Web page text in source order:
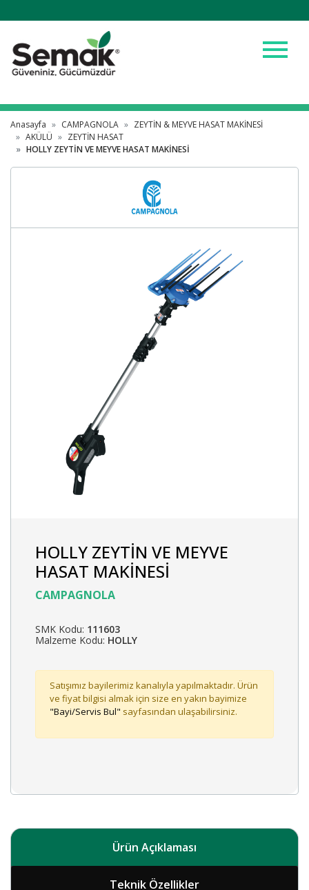
menu
Anasayfa CAMPAGNOLA
ZEYTİN & MEYVE HASAT MAKİNESİ
AKÜLÜ
ZEYTİN HASAT
HOLLY ZEYTİN VE MEYVE HASAT MAKİNESİ
HOLLY ZEYTİN VE MEYVE
HASAT MAKİNESİ
CAMPAGNOLA
SMK Kodu: 111603
Malzeme Kodu: HOLLY
Satışımız bayilerimiz kanalıyla yapılmaktadır. Ürün
ve fiyat bilgisi almak için size en yakın bayimize
"Bayi/Servis Bul" sayfasından ulaşabilirsiniz.
Ürün Açıklaması
Teknik Özellikler